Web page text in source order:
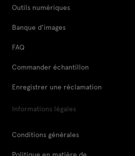
Outils numériques
Banque d’images
FAQ
Commander échantillon
Enregistrer une réclamation
Informations légales
Conditions générales